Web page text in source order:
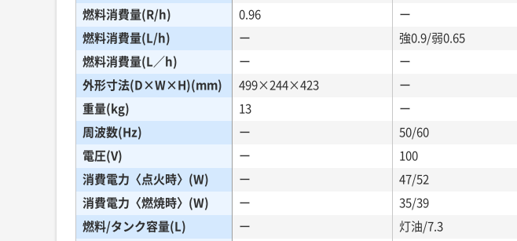
燃料消費量(R/h)
0.96 ー
燃料消費量(L/h)
ー 強0.9/弱0.65
燃料消費量(L／h)
ー ー
外形寸法(D×W×H)(mm)
499×244×423 ー
重量(kg)
13 ー
周波数(Hz)
ー 50/60
電圧(V)
ー 100
消費電力〈点火時〉(W)
ー 47/52
消費電力〈燃焼時〉(W)
ー 35/39
燃料/タンク容量(L)
ー 灯油/7.3